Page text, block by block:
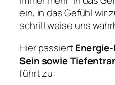
ein, in das Gefühl wir
schrittweise uns
Hier passiert
Sein sowie
führt zu: